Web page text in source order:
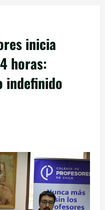
inicia
horas:
indefinido